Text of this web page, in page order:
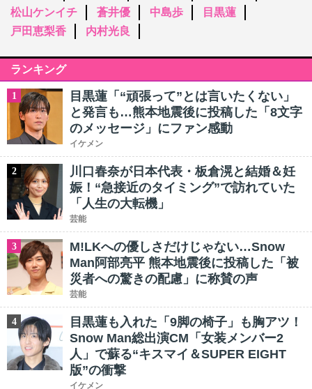
松山ケンイチ
蒼井優 中島歩
目黒蓮
戸田恵梨香
内村光良
ランキング
1
目黒蓮「“頑張って”とは言いたくない」
と発言も…熊本地震後に投稿した「8文字
のメッセージ」にファン感動
イケメン
2
川口春奈が日本代表・板倉滉と結婚＆妊
娠！“急接近のタイミング”で訪れていた
「人生の大転機」
芸能
3
M!LKへの優しさだけじゃない…Snow
Man阿部亮平 熊本地震後に投稿した「被
災者への驚きの配慮」に称賛の声
芸能
4
目黒蓮も入れた「9脚の椅子」も胸アツ！
Snow Man総出演CM「女装メンバー2
人」で蘇る“キスマイ＆SUPER EIGHT
版”の衝撃
イケメン